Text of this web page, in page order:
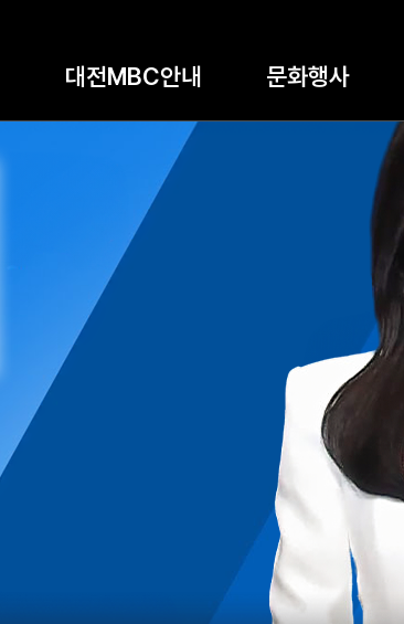
대전MBC안내 문화행사